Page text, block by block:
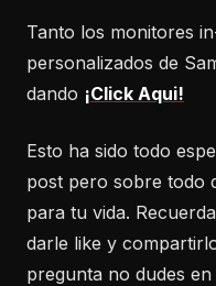
Tanto los monitores
personalizados de
dando ¡Click Aqui!
Esto ha sido todo
post pero sobre todo
para tu vida.
darle like y
pregunta no dudes